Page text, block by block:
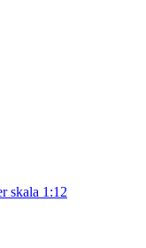
skala 1:12